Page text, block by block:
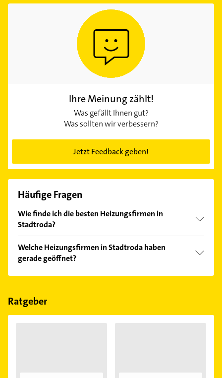
Ihre Meinung zählt!
Was gefällt Ihnen gut?
Was sollten wir verbessern?
Jetzt Feedback geben!
Häufige Fragen
Wie finde ich die besten Heizungsfirmen in
Stadtroda?
Kundenmeinungen und profitieren Sie von den
Empfehlungen. Die Suchergebnisse können Sie sich
einfach nachBewertungensortiert anzeigen lassen.
Welche Heizungsfirmen in Stadtroda haben
gerade geöffnet?
Im Anbieter-Bereich finden Sie alleÖffnungszeiten.
Feiertagen abweichen können.
Ratgeber